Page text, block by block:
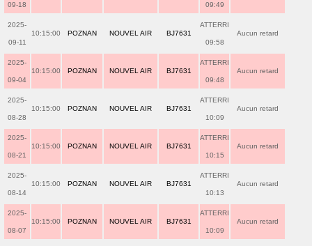
09-18 09:49
2025-
09-11
10:15:00 POZNAN NOUVEL AIR BJ7631
ATTERRI
09:58
Aucun retard
2025-
09-04
10:15:00 POZNAN NOUVEL AIR BJ7631
ATTERRI
09:48
Aucun retard
2025-
08-28
10:15:00 POZNAN NOUVEL AIR BJ7631
ATTERRI
10:09
Aucun retard
2025-
08-21
10:15:00 POZNAN NOUVEL AIR BJ7631
ATTERRI
10:15
Aucun retard
2025-
08-14
10:15:00 POZNAN NOUVEL AIR BJ7631
ATTERRI
10:13
Aucun retard
2025-
08-07
10:15:00 POZNAN NOUVEL AIR BJ7631
ATTERRI
10:09
Aucun retard